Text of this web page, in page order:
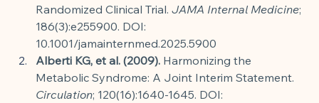
Randomized Clinical Trial. JAMA Internal Medicine;
186(3):e255900. DOI:
10.1001/jamainternmed.2025.5900
Alberti KG, et al. (2009). Harmonizing the
Metabolic Syndrome: A Joint Interim Statement.
Circulation; 120(16):1640-1645. DOI: